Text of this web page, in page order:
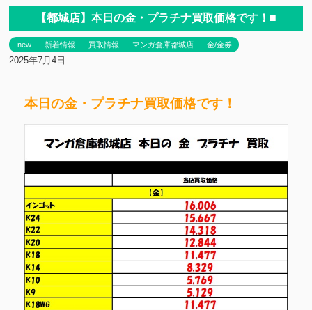
【都城店】本日の金・プラチナ買取価格です！■
new 新着情報 買取情報 マンガ倉庫都城店 金/金券
2025年7月4日
本日の金・プラチナ買取価格です！